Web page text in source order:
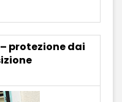
– protezione dai